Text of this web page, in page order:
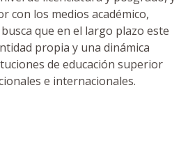
con los medios académico,
que en el largo plazo este
propia y una dinámica
de educación superior
e internacionales.